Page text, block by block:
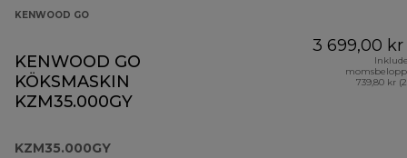
KENWOOD GO
KENWOOD GO
KÖKSMASKIN
KZM35.000GY
KZM35.000GY
3 699,00 kr
739,80 kr